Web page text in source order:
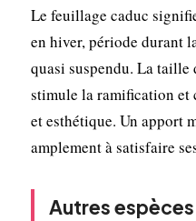
Le feuillage caduc
en hiver, période durant
quasi suspendu. La
stimule la ramification et
et esthétique. Un apport
amplement à satisfaire
Autres